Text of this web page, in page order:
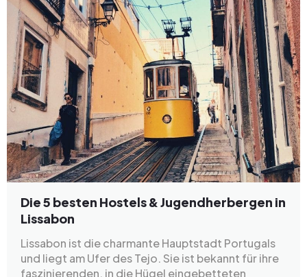
Die 5 besten Hostels & Jugendherbergen in
Lissabon
Lissabon ist die charmante Hauptstadt Portugals
und liegt am Ufer des Tejo. Sie ist bekannt für ihre
faszinierenden, in die Hügel eingebetteten